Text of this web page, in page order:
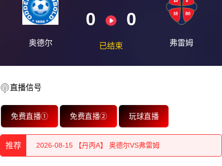
奥德尔
0 0
已结束 弗雷姆
直播信号
免费直播① 免费直播② 玩球直播
推荐
2026-08-15 【丹丙A】 奥德尔VS弗雷姆
2026-08-15 【丹丙A】 奥德尔VS弗雷姆